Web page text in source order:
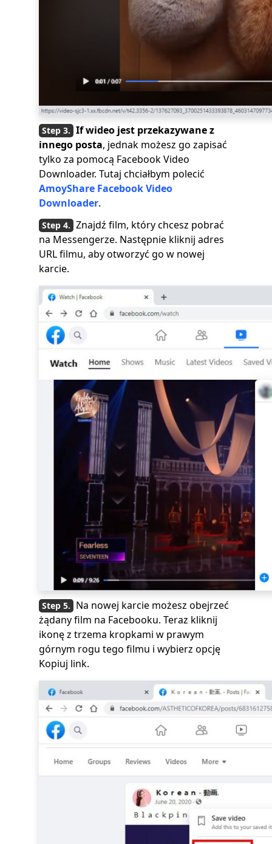
Ifwideo jest przekazywane z
innego posta, jednak możesz go zapisać
tylko za pomocą Facebook Video
Downloader. Tutaj chciałbym polecić
AmoyShare Facebook Video
Downloader.
Znajdź film, który chcesz pobrać
na Messengerze. Następnie kliknij adres
URL filmu, aby otworzyć go w nowej
karcie.
Na nowej karcie możesz obejrzeć
żądany film na Facebooku. Teraz kliknij
ikonę z trzema kropkami w prawym
górnym rogu tego filmu i wybierz opcję
Kopiuj link.